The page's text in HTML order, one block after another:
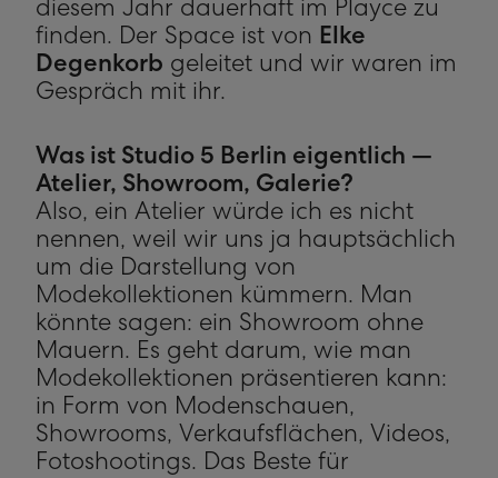
diesem Jahr dauerhaft im Playce zu
finden. Der Space ist von Elke
Degenkorb geleitet und wir waren im
Gespräch mit ihr.
Was ist Studio 5 Berlin eigentlich —
Atelier, Showroom, Galerie?
Also, ein Atelier würde ich es nicht
nennen, weil wir uns ja hauptsächlich
um die Darstellung von
Modekollektionen kümmern. Man
könnte sagen: ein Showroom ohne
Mauern. Es geht darum, wie man
Modekollektionen präsentieren kann:
in Form von Modenschauen,
Showrooms, Verkaufsflächen, Videos,
Fotoshootings. Das Beste für